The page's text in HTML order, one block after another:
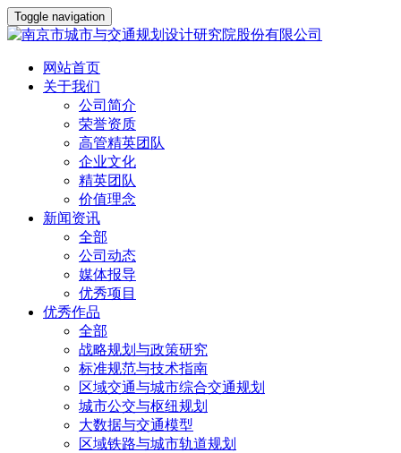
Toggle navigation
网站首页
关于我们
公司简介
荣誉资质
高管精英团队
企业文化
精英团队
价值理念
新闻资讯
全部
公司动态
媒体报导
优秀项目
优秀作品
全部
战略规划与政策研究
标准规范与技术指南
区域交通与城市综合交通规划
城市公交与枢纽规划
大数据与交通模型
区域铁路与城市轨道规划